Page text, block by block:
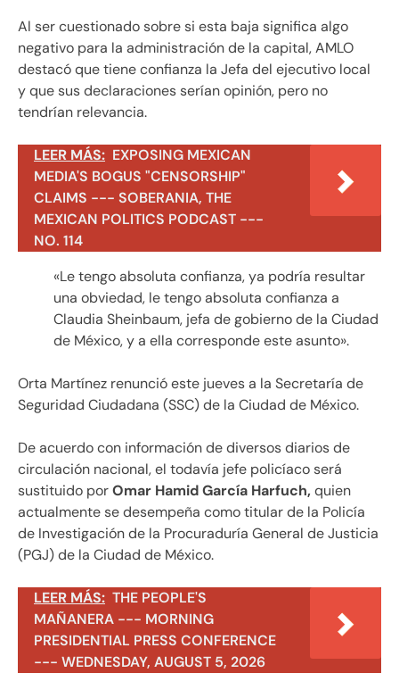
Al ser cuestionado sobre si esta baja significa algo
negativo para la administración de la capital, AMLO
destacó que tiene confianza la Jefa del ejecutivo local
y que sus declaraciones serían opinión, pero no
tendrían relevancia.
LEER MÁS: EXPOSING MEXICAN
MEDIA'S BOGUS "CENSORSHIP"
CLAIMS --- SOBERANIA, THE
MEXICAN POLITICS PODCAST ---
NO. 114
«Le tengo absoluta confianza, ya podría resultar
una obviedad, le tengo absoluta confianza a
Claudia Sheinbaum, jefa de gobierno de la Ciudad
de México, y a ella corresponde este asunto».
Orta Martínez renunció este jueves a la Secretaría de
Seguridad Ciudadana (SSC) de la Ciudad de México.
De acuerdo con información de diversos diarios de
circulación nacional, el todavía jefe policíaco será
sustituido porOmar Hamid García Harfuch, quien
actualmente se desempeña como titular de la Policía
de Investigación de la Procuraduría General de Justicia
(PGJ) de la Ciudad de México.
LEER MÁS: THE PEOPLE'S
MAÑANERA --- MORNING
PRESIDENTIAL PRESS CONFERENCE
--- WEDNESDAY, AUGUST 5, 2026